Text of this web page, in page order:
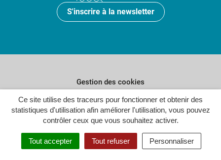
Ce site utilise des traceurs pour fonctionner et obtenir des
statistiques d'utilisation afin améliorer l'utilisation, vous pouvez
contrôler ceux que vous souhaitez activer.
Tout accepter Tout refuser Personnaliser
S'inscrire à la newsletter
Gestion des cookies
Plan du site
Politique de confidentialité
Crédits